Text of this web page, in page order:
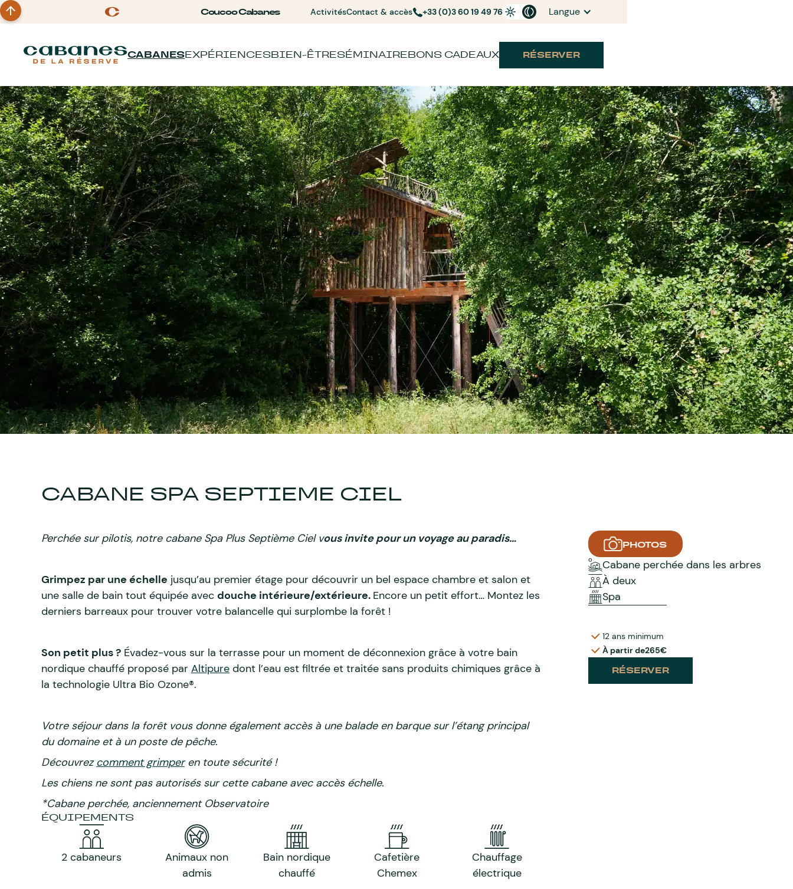
Coucoo Cabanes ActivitésContact & accès +33 (0)3 60 19 49 76 Langue
CABANESEXPÉRIENCESBIEN-ÊTRESÉMINAIREBONS CADEAUX RÉSERVER
CABANE SPA SEPTIEME CIEL
Perchée sur pilotis, notre cabane Spa Plus Septième Ciel vous invite pour un voyage au paradis…
Grimpez par une échelle jusqu’au premier étage pour découvrir un bel espace chambre et salon et
une salle de bain tout équipée avec douche intérieure/extérieure. Encore un petit effort… Montez les
derniers barreaux pour trouver votre balancelle qui surplombe la forêt !
Son petit plus ? Évadez-vous sur la terrasse pour un moment de déconnexion grâce à votre bain
nordique chauffé proposé par Altipure dont l’eau est filtrée et traitée sans produits chimiques grâce à
la technologie Ultra Bio Ozone®.
Votre séjour dans la forêt vous donne également accès à une balade en barque sur l’étang principal
du domaine et à un poste de pêche.
Découvrezcomment grimperen toute sécurité !
Les chiens ne sont pas autorisés sur cette cabane avec accès échelle.
*Cabane perchée, anciennement Observatoire
ÉQUIPEMENTS
2 cabaneurs
Animaux non
admis
Bain nordique
chauffé
Cafetière
Chemex
Chauffage
électrique
PHOTOS
Cabane perchée dans les arbres
À deux
Spa
12 ans minimum
À partir de265€
RÉSERVER